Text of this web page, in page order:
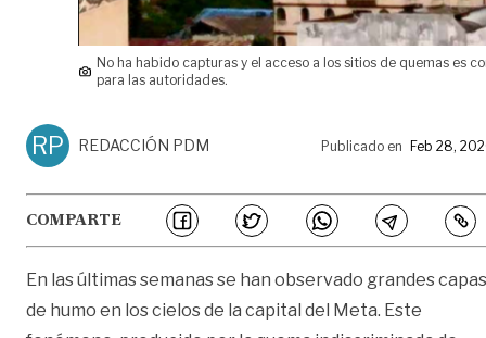
No ha habido capturas y el acceso a los sitios de quemas es
para las autoridades.
RP REDACCIÓN PDM Publicado en Feb 28,
COMPARTE
En las últimas semanas se han observado grandes capas
de humo en los cielos de la capital del Meta. Este